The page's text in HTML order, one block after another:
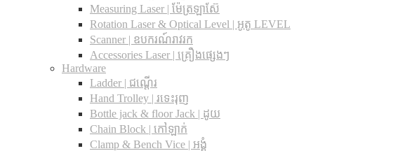
Measuring Laser | ម៉ែត្រឡាស៊ែ
Rotation Laser & Optical Level | អូតូ LEVEL
Scanner | ឧបករណ៍រាវរក
Accessories Laser | គ្រឿងផ្សេងៗ
Hardware
Ladder | ជណ្តើរ
Hand Trolley | រទេះរុញ
Bottle jack & floor Jack​ | ដូយ
Chain Block | កៅឡាក់
Clamp & Bench Vice | អង្គុំ